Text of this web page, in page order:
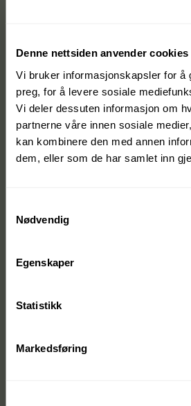
Denne nettsiden anvender cookies
Vi bruker informasjonskapsler for å
preg, for å levere sosiale
Vi deler dessuten informasjon om
partnerne våre innen sosiale
kan kombinere den med annen
dem, eller som de har samlet inn
Nødvendig
Egenskaper
Statistikk
Markedsføring